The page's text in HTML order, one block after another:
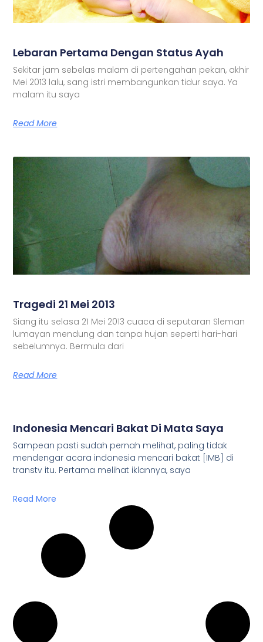
Lebaran Pertama Dengan Status Ayah
Sekitar jam sebelas malam di pertengahan pekan, akhir
Mei 2013 lalu, sang istri membangunkan tidur saya. Ya
malam itu saya
Read More
Tragedi 21 Mei 2013
Siang itu selasa 21 Mei 2013 cuaca di seputaran Sleman
lumayan mendung dan tanpa hujan seperti hari-hari
sebelumnya. Bermula dari
Read More
Indonesia Mencari Bakat Di Mata Saya
Sampean pasti sudah pernah melihat, paling tidak
mendengar acara indonesia mencari bakat [IMB] di
transtv itu. Pertama melihat iklannya, saya
Read More